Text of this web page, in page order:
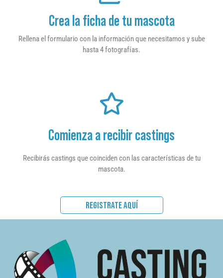
Crea la ficha de tu mascota
Rellena el formulario con la información que necesitamos y sube
hasta 4 fotografías.
Comienza a recibir castings
Recibirás castings que coinciden con las características de tu
mascota.
REGISTRATE AQUÍ